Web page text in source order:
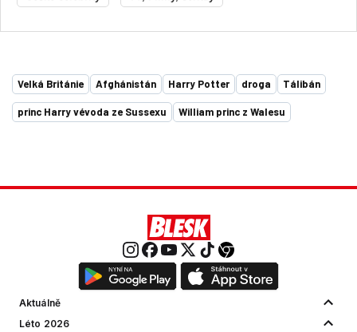
Velká Británie Afghánistán Harry Potter droga Tálibán
princ Harry vévoda ze Sussexu William princ z Walesu
Aktuálně
Léto 2026